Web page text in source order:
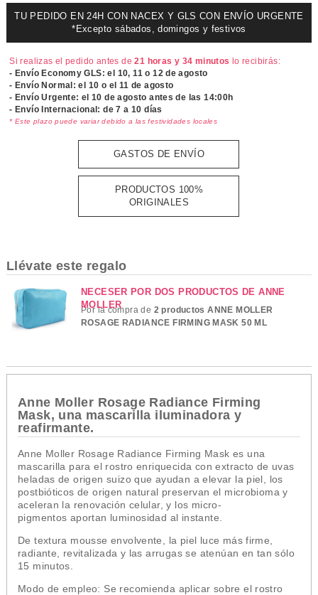
TU PEDIDO EN 24H CON NACEX Y GLS CON ENVÍO URGENTE
*Excepto sábados, domingos y festivos
Si realizas el pedido antes de21 horas y 34 minutos lo recibirás:
- Envío Economy GLS: el 10, 11 o 12 de agosto
- Envío Normal: el 10 o el 11 de agosto
- Envío Urgente: el10 de agosto antes de las 14:00h
- Envío Internacional: de 7 a 10 días
* Este plazo puede variar debido a las festividades locales
GASTOS DE ENVÍO
PRODUCTOS 100%
ORIGINALES
Llévate este regalo
NECESER POR DOS PRODUCTOS DE ANNE
MOLLER
Por la compra de 2 productos ANNE MOLLER
ROSAGE RADIANCE FIRMING MASK 50 ML
Anne Moller Rosage Radiance Firming
Mask, una mascarilla iluminadora y
reafirmante.
Anne Moller Rosage Radiance Firming Mask es una
mascarilla para el rostro enriquecida con extracto de uvas
heladas de origen suizo que ayudan a elevar la piel , los
postbióticos de origen natural preservan el microbioma y
aceleran la renovación celular, y los micro-
pigmentos aportan luminosidad al instante.
De textura mousse envolvente, la piel luce más firme,
radiante, revitalizada y las arrugas se atenúan en tan sólo
15 minutos.
Modo de empleo: Se recomienda aplicar sobre el rostro